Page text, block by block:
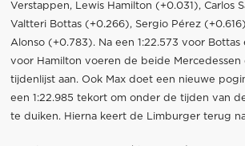
Verstappen, Lewis Hamilton (+0.031), Carlos
Valtteri Bottas (+0.266), Sergio Pérez
Alonso (+0.783). Na een 1:22.573 voor Bottas
voor Hamilton voeren de beide
tijdenlijst aan. Ook Max doet een nieuwe
een 1:22.985 tekort om onder de tijden van
te duiken. Hierna keert de Limburger terug